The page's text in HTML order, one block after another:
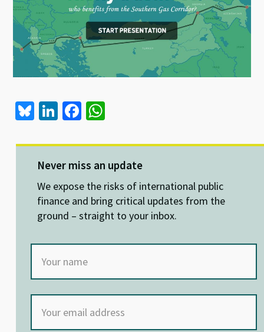
Bl
es
ky
Li
ke
dI
n
Fa
b
o
o
k
at
sA
p
p
Never miss an update
We expose the risks of international public
finance and bring critical updates from the
ground – straight to your inbox.